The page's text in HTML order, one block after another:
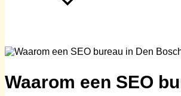
Waarom een SEO